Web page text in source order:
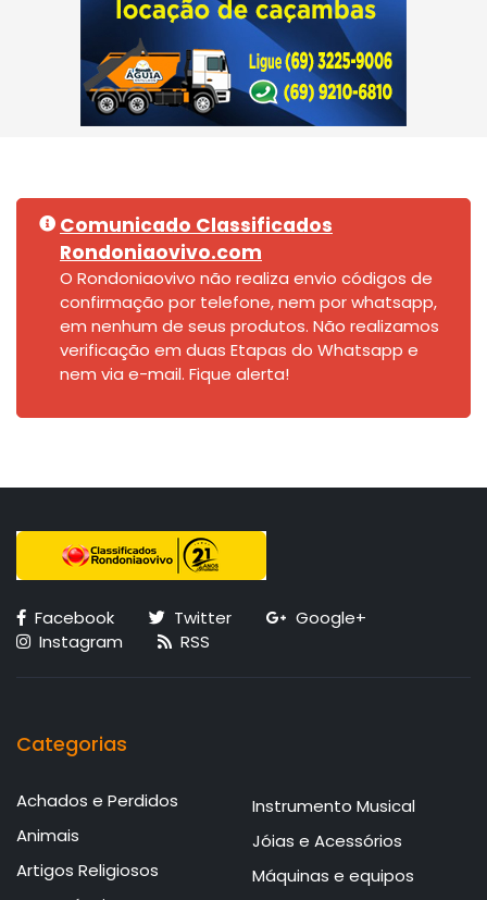
Comunicado Classificados
Rondoniaovivo.com
O Rondoniaovivo não realiza envio códigos de
confirmação por telefone, nem por whatsapp,
em nenhum de seus produtos. Não realizamos
verificação em duas Etapas do Whatsapp e
nem via e-mail. Fique alerta!
Facebook Twitter
Google+
Instagram
RSS
Categorias
Achados e Perdidos
Animais
Artigos Religiosos
Instrumento Musical
Jóias e Acessórios
Máquinas e equipos